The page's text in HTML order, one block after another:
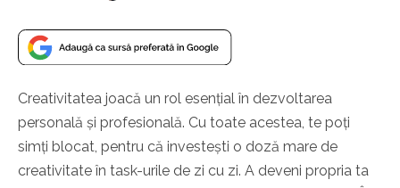
Creativitatea joacă un rol esențial în dezvoltarea
personală și profesională. Cu toate acestea, te poți
simți blocat, pentru că investești o doză mare de
creativitate în task-urile de zi cu zi. A deveni propria ta